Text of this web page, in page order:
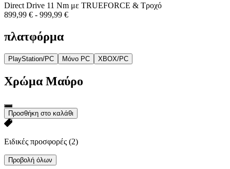
Direct Drive 11 Nm με TRUEFORCE & Τροχό
899,99 € - 999,99 €
πλατφόρμα
PlayStation/PC Μόνο PC XBOX/PC
Χρώμα Μαύρο
Προσθήκη στο καλάθι
Ειδικές προσφορές (2)
Προβολή όλων